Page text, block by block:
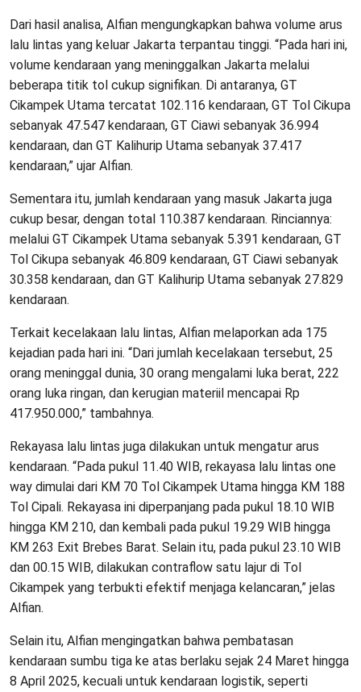
Dari hasil analisa, Alfian mengungkapkan bahwa volume arus
lalu lintas yang keluar Jakarta terpantau tinggi. “Pada hari ini,
volume kendaraan yang meninggalkan Jakarta melalui
beberapa titik tol cukup signifikan. Di antaranya, GT
Cikampek Utama tercatat 102.116 kendaraan, GT Tol Cikupa
sebanyak 47.547 kendaraan, GT Ciawi sebanyak 36.994
kendaraan, dan GT Kalihurip Utama sebanyak 37.417
kendaraan,” ujar Alfian.
Sementara itu, jumlah kendaraan yang masuk Jakarta juga
cukup besar, dengan total 110.387 kendaraan. Rinciannya:
melalui GT Cikampek Utama sebanyak 5.391 kendaraan, GT
Tol Cikupa sebanyak 46.809 kendaraan, GT Ciawi sebanyak
30.358 kendaraan, dan GT Kalihurip Utama sebanyak 27.829
kendaraan.
Terkait kecelakaan lalu lintas, Alfian melaporkan ada 175
kejadian pada hari ini. “Dari jumlah kecelakaan tersebut, 25
orang meninggal dunia, 30 orang mengalami luka berat, 222
orang luka ringan, dan kerugian materiil mencapai Rp
417.950.000,” tambahnya.
Rekayasa lalu lintas juga dilakukan untuk mengatur arus
kendaraan. “Pada pukul 11.40 WIB, rekayasa lalu lintas one
way dimulai dari KM 70 Tol Cikampek Utama hingga KM 188
Tol Cipali. Rekayasa ini diperpanjang pada pukul 18.10 WIB
hingga KM 210, dan kembali pada pukul 19.29 WIB hingga
KM 263 Exit Brebes Barat. Selain itu, pada pukul 23.10 WIB
dan 00.15 WIB, dilakukan contraflow satu lajur di Tol
Cikampek yang terbukti efektif menjaga kelancaran,” jelas
Alfian.
Selain itu, Alfian mengingatkan bahwa pembatasan
kendaraan sumbu tiga ke atas berlaku sejak 24 Maret hingga
8 April 2025, kecuali untuk kendaraan logistik, seperti